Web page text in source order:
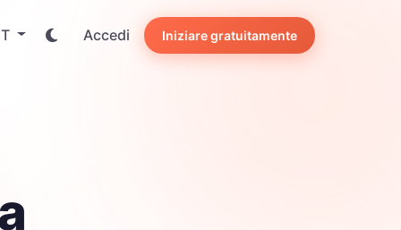
Accedi Iniziare gratuitamente